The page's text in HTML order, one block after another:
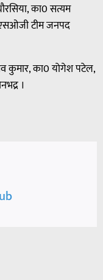
का0 सत्यम
टीम जनपद
कुमार, का0 योगेश पटेल,
।